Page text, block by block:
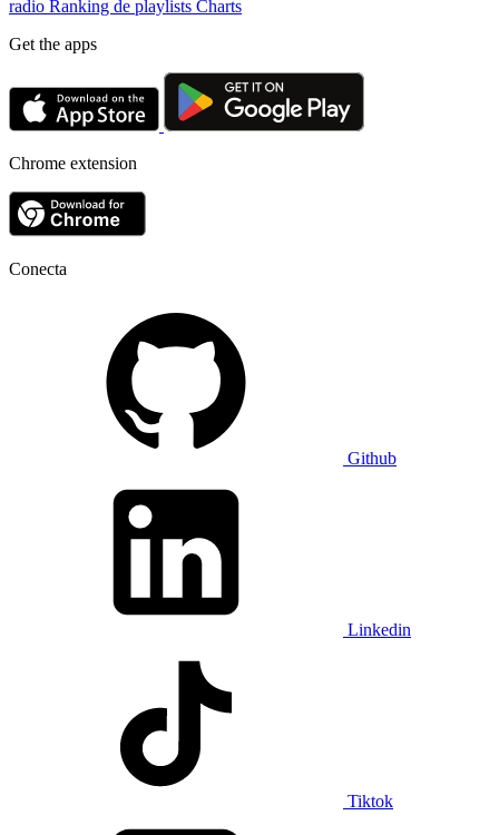
radio Ranking de playlists Charts
Get the apps
Chrome extension
Conecta
Github
Linkedin
Tiktok